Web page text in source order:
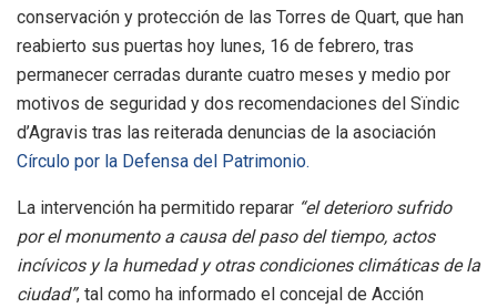
conservación y protección de las Torres de Quart, que han
reabierto sus puertas hoy lunes, 16 de febrero, tras
permanecer cerradas durante cuatro meses y medio por
motivos de seguridad y dos recomendaciones del Sïndic
d’Agravis tras las reiterada denuncias de la asociación
Círculo por la Defensa del Patrimonio.
La intervención ha permitido reparar “el deterioro sufrido
por el monumento a causa del paso del tiempo, actos
incívicos y la humedad y otras condiciones climáticas de la
ciudad”, tal como ha informado el concejal de Acción